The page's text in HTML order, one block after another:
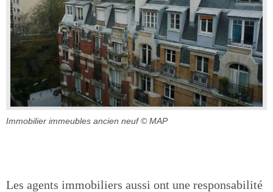
Immobilier immeubles ancien neuf © MAP
Les agents immobiliers aussi ont une responsabilité